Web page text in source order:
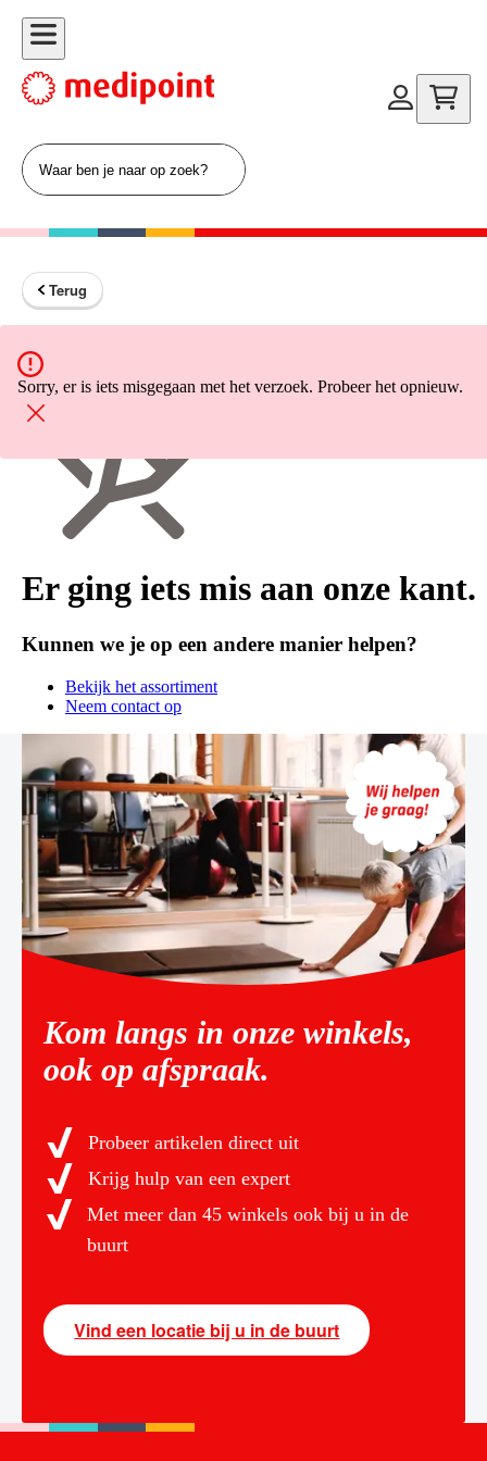
Terug
Sorry, er is iets misgegaan met het verzoek. Probeer het opnieuw.
Er ging iets mis aan onze kant.
Kunnen we je op een andere manier helpen?
Bekijk het assortiment
Neem contact op
Kom langs in onze winkels,
ook op afspraak.
Probeer artikelen direct uit
Krijg hulp van een expert
Met meer dan 45 winkels ook bij u in de
buurt
Vind een locatie bij u in de buurt